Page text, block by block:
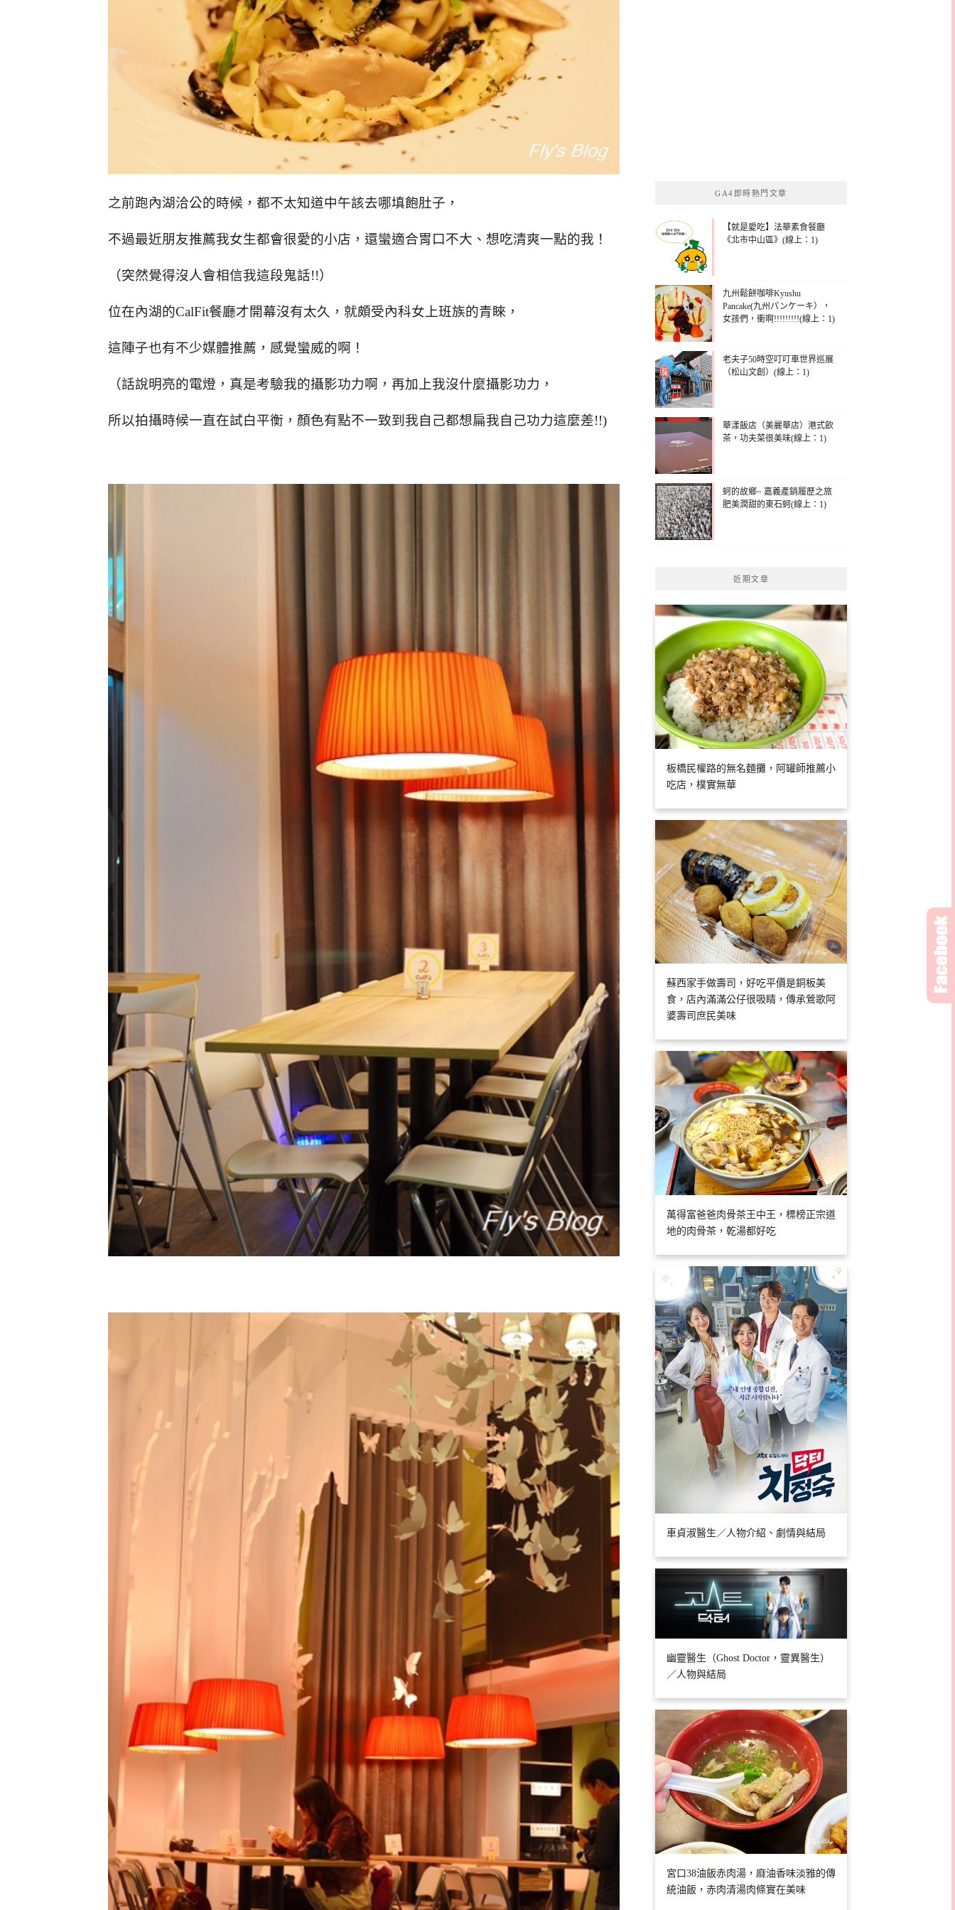
之前跑內湖洽公的時候，都不太知道中午該去哪填飽肚子，
不過最近朋友推薦我女生都會很愛的小店，還蠻適合胃口不大、想吃清爽一點的我！
（突然覺得沒人會相信我這段鬼話!!）
位在內湖的CalFit餐廳才開幕沒有太久，就頗受內科女上班族的青睞，
這陣子也有不少媒體推薦，感覺蠻威的啊！
（話說明亮的電燈，真是考驗我的攝影功力啊，再加上我沒什麼攝影功力，
所以拍攝時候一直在試白平衡，顏色有點不一致到我自己都想扁我自己功力這麼差!!)
GA4即時熱門文章
【就是愛吃】法華素食餐廳
《北市中山區》(線上：1)
九州鬆餅咖啡Kyushu
Pancake(九州パンケーキ），
女孩們，衝啊!!!!!!!!!(線上：1)
老夫子50時空叮叮車世界巡展
（松山文創）(線上：1)
華漾飯店（美麗華店）港式飲
茶，功夫菜很美味(線上：1)
蚵的故鄉~ 嘉義產銷履歷之旅
肥美潤甜的東石蚵(線上：1)
近期文章
板橋民權路的無名麵攤，阿罐師推薦小
吃店，樸實無華
蘇西家手做壽司，好吃平價是銅板美
食，店內滿滿公仔很吸睛，傳承鶯歌阿
婆壽司庶民美味
萬得富爸爸肉骨茶王中王，標榜正宗道
地的肉骨茶，乾湯都好吃
車貞淑醫生／人物介紹、劇情與結局
幽靈醫生（Ghost Doctor，靈異醫生）
／人物與結局
宮口38油飯赤肉湯，麻油香味淡雅的傳
統油飯，赤肉清湯肉條實在美味